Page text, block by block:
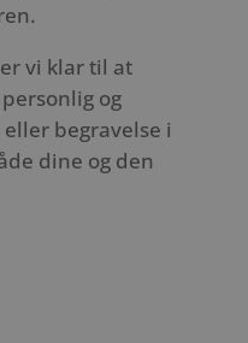
vi klar til at
og
begravelse i
dine og den